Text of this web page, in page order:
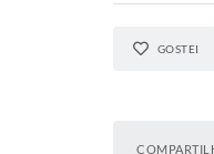
GOSTEI